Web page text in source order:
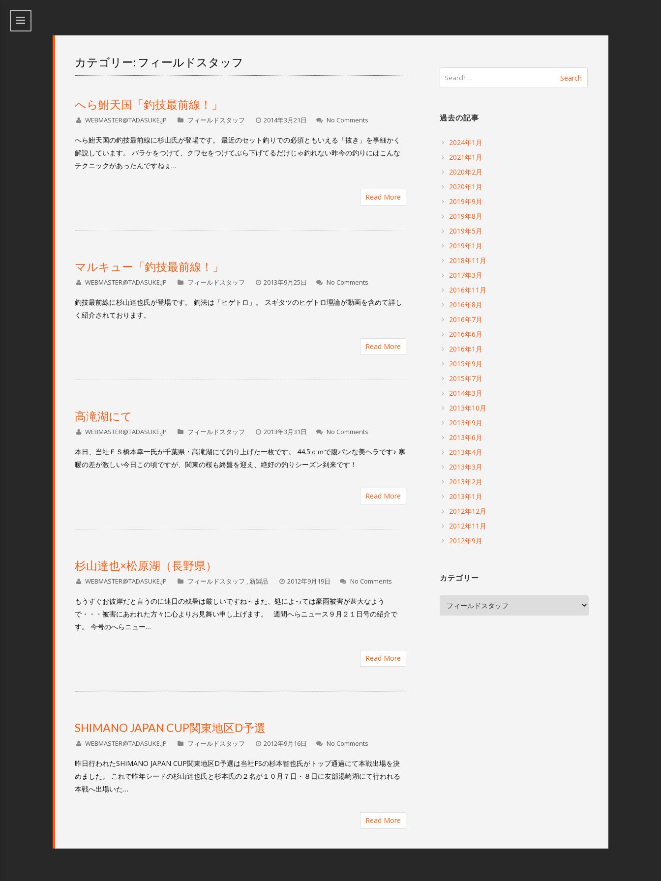
カテゴリー: フィールドスタッフ
へら鮒天国「釣技最前線！」
WEBMASTER@TADASUKE.JP フィールドスタッフ 2014年3月21日 No Comments
へら鮒天国の釣技最前線に杉山氏が登場です。 最近のセット釣りでの必須ともいえる「抜き」を事細かく
解説しています。 バラケをつけて、クワセをつけてぶら下げてるだけじゃ釣れない昨今の釣りにはこんな
テクニックがあったんですねぇ…
Read More
マルキュー「釣技最前線！」
WEBMASTER@TADASUKE.JP フィールドスタッフ 2013年9月25日 No Comments
釣技最前線に杉山達也氏が登場です。 釣法は「ヒゲトロ」。 スギタツのヒゲトロ理論が動画を含めて詳し
く紹介されております。
Read More
高滝湖にて
WEBMASTER@TADASUKE.JP フィールドスタッフ 2013年3月31日 No Comments
本日、当社ＦＳ橋本幸一氏が千葉県・高滝湖にて釣り上げた一枚です。 44.5ｃｍで腹パンな美ヘラです♪ 寒
暖の差が激しい今日この頃ですが、関東の桜も終盤を迎え、絶好の釣りシーズン到来です！
Read More
杉山達也×松原湖（長野県）
WEBMASTER@TADASUKE.JP フィールドスタッフ , 新製品 2012年9月19日 No Comments
もうすぐお彼岸だと言うのに連日の残暑は厳しいですね～また、処によっては豪雨被害が甚大なよう
で・・・被害にあわれた方々に心よりお見舞い申し上げます。 週間へらニュース９月２１日号の紹介で
す。 今号のへらニュー…
Read More
SHIMANO JAPAN CUP関東地区D予選
WEBMASTER@TADASUKE.JP フィールドスタッフ 2012年9月16日 No Comments
昨日行われたSHIMANO JAPAN CUP関東地区D予選は当社FSの杉本智也氏がトップ通過にて本戦出場を決
めました。 これで昨年シードの杉山達也氏と杉本氏の２名が１０月７日・８日に友部湯崎湖にて行われる
本戦へ出場いた…
Read More
過去の記事
2024年1月
2021年1月
2020年2月
2020年1月
2019年9月
2019年8月
2019年5月
2019年1月
2018年11月
2017年3月
2016年11月
2016年8月
2016年7月
2016年6月
2016年1月
2015年9月
2015年7月
2014年3月
2013年10月
2013年9月
2013年6月
2013年4月
2013年3月
2013年2月
2013年1月
2012年12月
2012年11月
2012年9月
カテゴリー